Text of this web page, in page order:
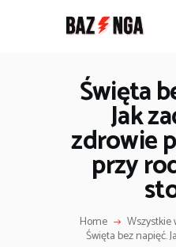
Święta
Jak
zdrowie
przy
Home Wszystkie
Święta bez napięć.
POPULARNE
BIZNES I
IT I
LIFESTYLE
MOTORYZACJA